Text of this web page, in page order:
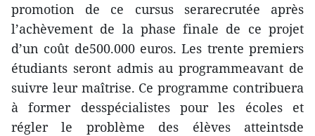
promotion de ce cursus serarecrutée après
l’achèvement de la phase finale de ce projet
d’un coût de500.000 euros. Les trente premiers
étudiants seront admis au programmeavant de
suivre leur maîtrise. Ce programme contribuera
à former desspécialistes pour les écoles et
régler le problème des élèves atteintsde